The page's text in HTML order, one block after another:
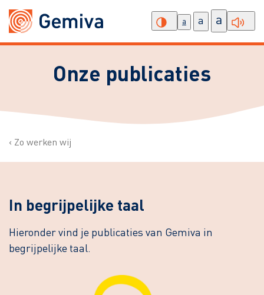
a a a
Onze publicaties
Zo werken wij
In begrijpelijke taal
Hieronder vind je publicaties van Gemiva in
begrijpelijke taal.